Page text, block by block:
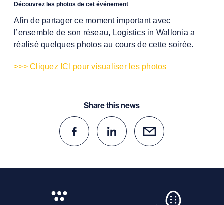
Découvrez les photos de cet événement
Afin de partager ce moment important avec
l’ensemble de son réseau, Logistics in Wallonia a
réalisé quelques photos au cours de cette soirée.
>>> Cliquez ICI pour visualiser les photos
Share this news